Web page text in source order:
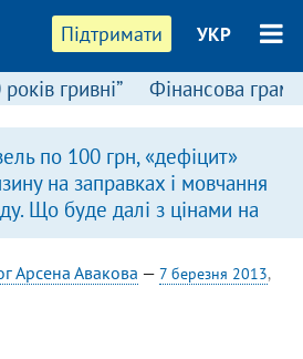
Підтримати УКР
років гривні” Фінансова
по 100 грн, «дефіцит»
на заправках і мовчання
Що буде далі з цінами на
Арсена Авакова — 7 березня 2013,